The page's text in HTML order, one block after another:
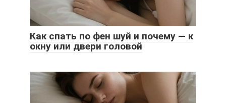
Как спать по фен шуй и почему — к
окну или двери головой